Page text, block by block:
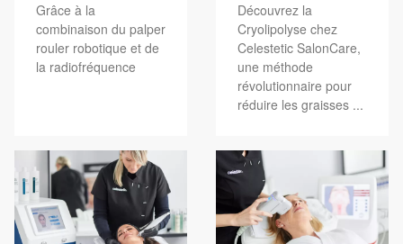
Grâce à la
combinaison du palper
rouler robotique et de
la radiofréquence
Découvrez la
Cryolipolyse chez
Celestetic SalonCare,
une méthode
révolutionnaire pour
réduire les graisses ...